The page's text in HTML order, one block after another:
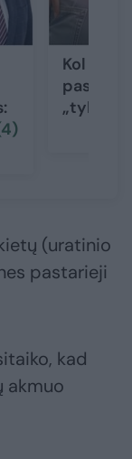
Kol
pasakė,
„tylios“
(uratinio
pastarieji
kad
akmuo